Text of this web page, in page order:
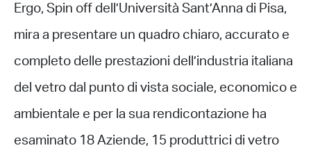
Ergo, Spin off dell’Università Sant’Anna di Pisa,
mira a presentare un quadro chiaro, accurato e
completo delle prestazioni dell’industria italiana
del vetro dal punto di vista sociale, economico e
ambientale e per la sua rendicontazione ha
esaminato 18 Aziende, 15 produttrici di vetro